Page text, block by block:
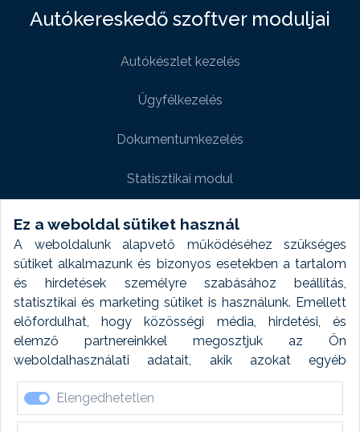
Ez a weboldal sütiket használ
A weboldalunk alapvető működéséhez szükséges
sütiket alkalmazunk és bizonyos esetekben a tartalom
és hirdetések személyre szabásához beállítás,
statisztikai és marketing sütiket is használunk. Emellett
előfordulhat, hogy közösségi média, hirdetési, és
elemző partnereinkkel megosztjuk az Ön
weboldalhasználati adatait, akik azokat egyéb
forrásokból gyűjtött adatokkal kombinálhatják. A sütik
elfogadásával kapcsolatosan naplózást végzünk és
ezen adatokat 6 hónap után automatikusan töröljük. A
Elengedhetetlen
Autókereskedő szoftver moduljai
Autókészlet kezelés
Ügyfélkezelés
Dokumentumkezelés
Statisztikai modul
Weboldal modul
Fényképtár extra modul
Autómosó modul
Feladatütemezés